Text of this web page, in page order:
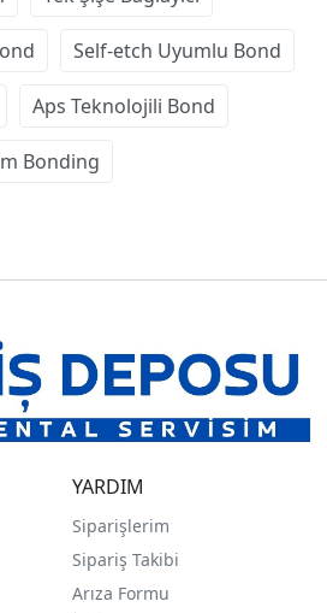
Self-etch Uyumlu Bond
Aps Teknolojili Bond
Bonding
YARDIM
Siparişlerim
Sipariş Takibi
Arıza Formu